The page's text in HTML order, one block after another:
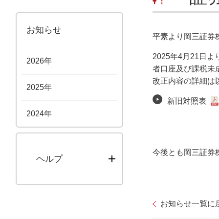
平素より岡三証券
2025年4月21日よ
者口座及び課税未
改正内容の詳細は
新旧対照表
今後とも岡三証券
お知らせ一覧に
お知らせ
2026年
2025年
2024年
ヘルプ